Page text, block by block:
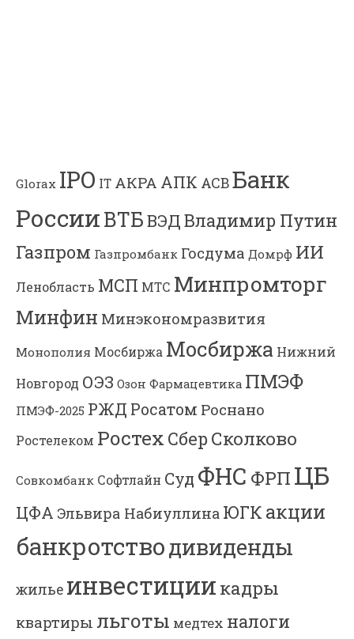
Glorax IPO IT АКРА АПК АСВБанк
РоссииВТБВЭДВладимир Путин
Газпром Газпромбанк Госдума Домрф ИИ
Ленобласть МСП МТС Минпромторг
Минфин Минэкономразвития
Монополия Мосбиржа Мосбиржа Нижний
Новгород ОЭЗ Озон Фармацевтика ПМЭФ
ПМЭФ-2025 РЖД Росатом Роснано
Ростелеком Ростех Сбер Сколково
Совкомбанк Софтлайн Суд ФНС ФРП ЦБ
ЦФА Эльвира Набиуллина ЮГК акции
банкротстводивиденды
жилье инвестиции кадры
квартиры льготы медтех налоги